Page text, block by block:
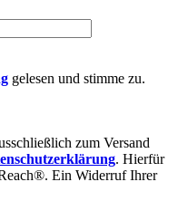
gelesen und stimme zu.
zum Versand
. Hierfür
Ein Widerruf Ihrer